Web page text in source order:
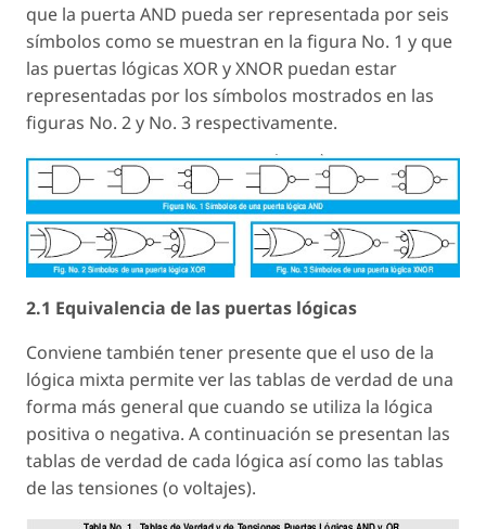
que la puerta AND pueda ser representada por seis
símbolos como se muestran en la figura No. 1 y que
las puertas lógicas XOR y XNOR puedan estar
representadas por los símbolos mostrados en las
figuras No. 2 y No. 3 respectivamente.
2.1 Equivalencia de las puertas lógicas
Conviene también tener presente que el uso de la
lógica mixta permite ver las tablas de verdad de una
forma más general que cuando se utiliza la lógica
positiva o negativa. A continuación se presentan las
tablas de verdad de cada lógica así como las tablas
de las tensiones (o voltajes).